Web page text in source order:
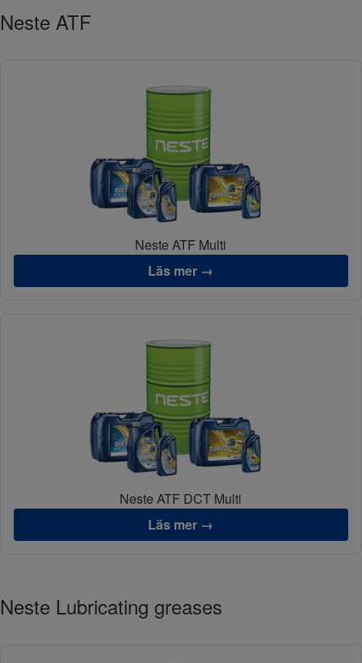
Neste ATF
Neste ATF Multi
Läs mer →
Neste ATF DCT Multi
Läs mer →
Neste Lubricating greases